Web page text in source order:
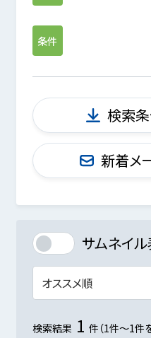
条件
検索
新着メ
サムネイ
検索結果 1 件（1件～1件